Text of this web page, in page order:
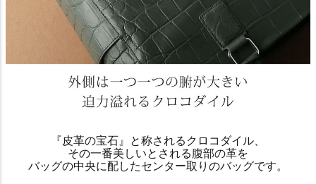
『皮革の宝石』と称されるクロコダイル、
その一番美しいとされる腹部の革を
バッグの中央に配したセンター取りのバッグです。